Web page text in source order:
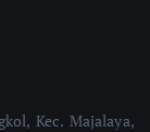
Kec. Majalaya,